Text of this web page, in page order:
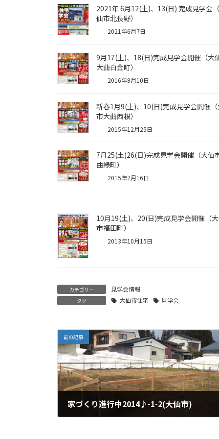
2021年 6月12(土)、13(日) 完成見学会
仙市北長野）
2021年6月7日
9月17(土)、18(日)完成見学会開催（大
大曲白金町）
2016年9月10日
新春1月9(土)、10(日)完成見学会開催
市大曲西根）
2015年12月25日
7月25(土)26(日)完成見学会開催（大仙
曲緑町）
2015年7月16日
10月19(土)、20(日)完成見学会開催（
市福田町）
2013年10月15日
カテゴリー 見学会情報
タグ 大仙市住宅 見学会
前の記事
家づくり進行中2014♪-1-2(大仙市)